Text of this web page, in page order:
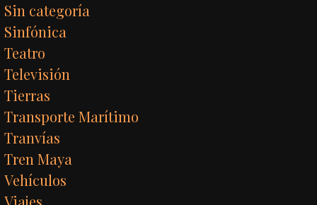
Sin categoría
Sinfónica
Teatro
Televisión
Tierras
Transporte Marítimo
Tranvías
Tren Maya
Vehículos